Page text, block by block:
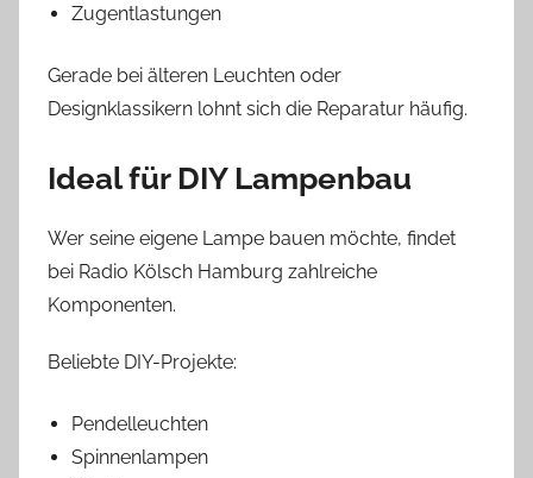
Zugentlastungen
Gerade bei älteren Leuchten oder
Designklassikern lohnt sich die Reparatur häufig.
Ideal für DIY Lampenbau
Wer seine eigene Lampe bauen möchte, findet
bei Radio Kölsch Hamburg zahlreiche
Komponenten.
Beliebte DIY-Projekte:
Pendelleuchten
Spinnenlampen